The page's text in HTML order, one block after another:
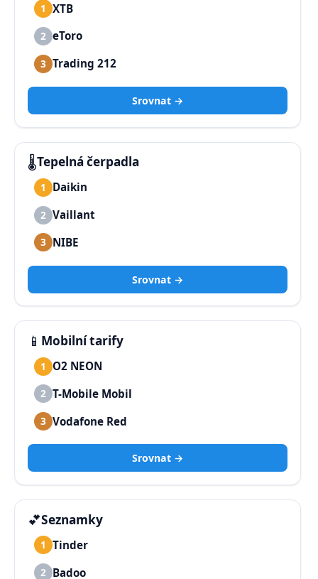
1 XTB
2 eToro
3 Trading 212
Srovnat →
🌡️Tepelná čerpadla
1 Daikin
2 Vaillant
3 NIBE
Srovnat →
📱 Mobilní tarify
1 O2 NEON
2 T-Mobile Mobil
3 Vodafone Red
Srovnat →
💕Seznamky
1 Tinder
2 Badoo